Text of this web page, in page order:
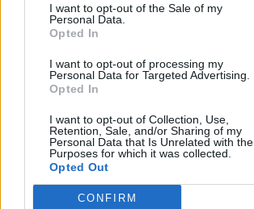
I want to opt-out of the Sale of my
Personal Data.
Opted In
I want to opt-out of processing my
Personal Data for Targeted Advertising.
Opted In
I want to opt-out of Collection, Use,
Retention, Sale, and/or Sharing of my
Personal Data that Is Unrelated with the
Purposes for which it was collected.
Opted Out
CONFIRM
Sütibeállítások
Médiatér
Liget
Krónika
Bihari Napló
Erdélyi Napló